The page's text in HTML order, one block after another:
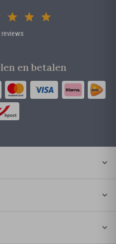
reviews
en betalen